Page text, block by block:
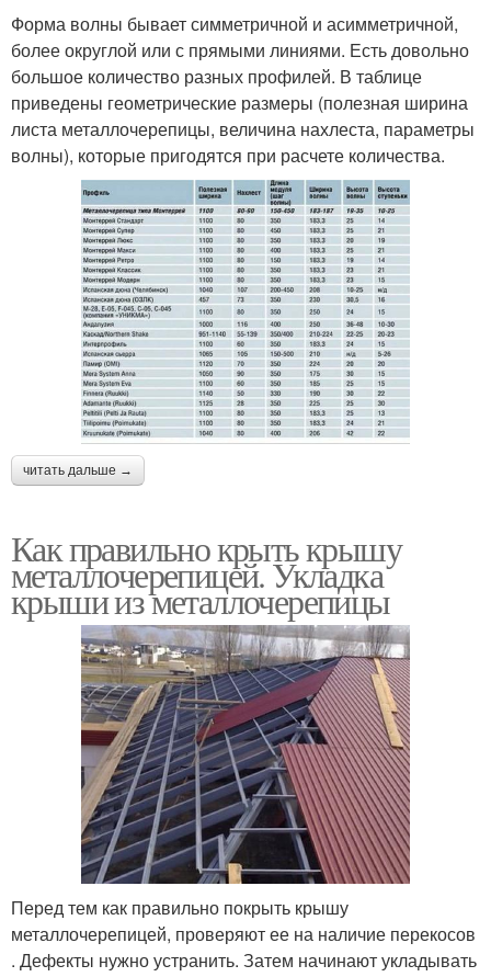
Форма волны бывает симметричной и асимметричной,
более округлой или с прямыми линиями. Есть довольно
большое количество разных профилей. В таблице
приведены геометрические размеры (полезная ширина
листа металлочерепицы, величина нахлеста, параметры
волны), которые пригодятся при расчете количества.
читать дальше →
Как правильно крыть крышу
металлочерепицей. Укладка
крыши из металлочерепицы
Перед тем как правильно покрыть крышу
металлочерепицей, проверяют ее на наличие перекосов
. Дефекты нужно устранить. Затем начинают укладывать